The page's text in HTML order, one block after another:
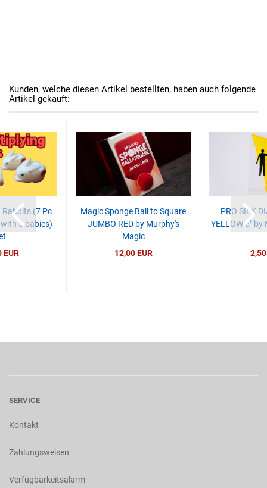
Kunden, welche diesen Artikel bestellten, haben auch folgende
Artikel gekauft:
(7 Pc
5 babies)
EUR
Magic Sponge Ball to Square
JUMBO RED by Murphy's
Magic
12,00 EUR
PRO SILK
YELLOW 6"
2,50
SERVICE
Kontakt
Zahlungsweisen
Verfügbarkeitsalarm